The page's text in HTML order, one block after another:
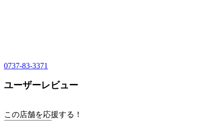
0737-83-3371
ユーザーレビュー
この店舗を応援する！